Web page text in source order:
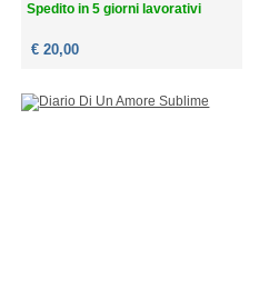
Spedito in 5 giorni lavorativi
€ 20,00